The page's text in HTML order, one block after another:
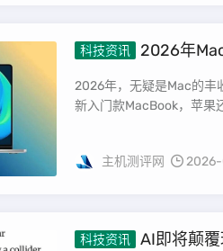
科技资讯 2026年
2026年，无疑是Mac的丰
新入门款MacBook，苹果
主机测评网
科技资讯
AI即将颠